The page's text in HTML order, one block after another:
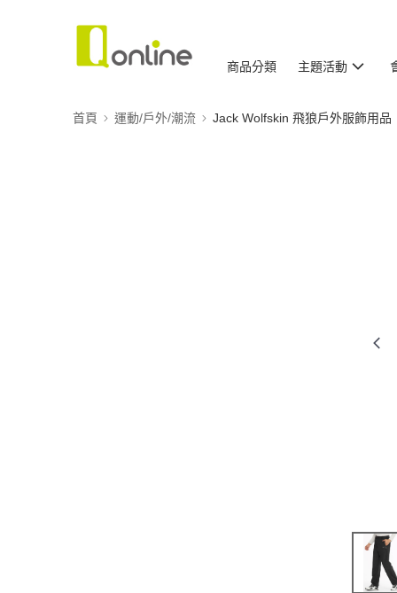
商品分類 主題活動
首頁 運動/戶外/潮流 Jack Wolfskin 飛狼戶外服飾用品